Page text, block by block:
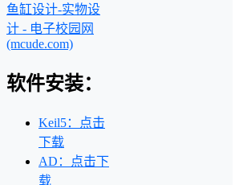
鱼缸设计-实物设
计 - 电子校园网
(mcude.com)
软件安装：
Keil5：点击
下载
AD：点击下
载